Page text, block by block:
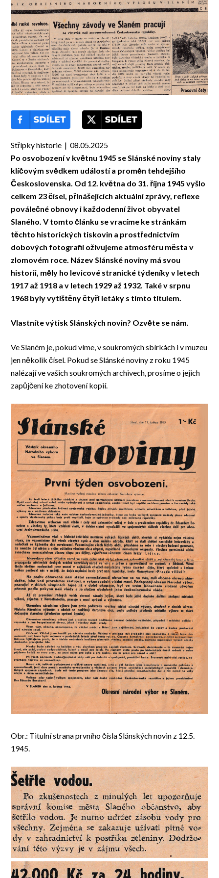
Střípky historie | 08.05.2025
Po osvobození v květnu 1945 se Slánské noviny staly
klíčovým svědkem událostí a proměn tehdejšího
Československa. Od 12. května do 31. října 1945 vyšlo
celkem 23 čísel, přinášejících aktuální zprávy, reflexe
poválečné obnovy i každodenní život obyvatel
Slaného. V tomto článku se vracíme ke stránkám
těchto historických tiskovin a prostřednictvím
dobových fotografií oživujeme atmosféru města v
zlomovém roce. Název Slánské noviny má svou
historii, měly ho levicové stranické týdeníky v letech
1917 až 1918 a v letech 1929 až 1932. Také v srpnu
1968 byly vytištěny čtyři letáky s tímto titulem.
Vlastníte výtisk Slánských novin? Ozvěte se nám.
Ve Slaném je, pokud víme, v soukromých sbírkách i v muzeu
jen několik čísel. Pokud se Slánské noviny z roku 1945
nalézají ve vašich soukromých archivech, prosíme o jejich
zapůjčení ke zhotovení kopií.
Obr.: Titulní strana prvního čísla Slánských novin z 12.5.
1945.